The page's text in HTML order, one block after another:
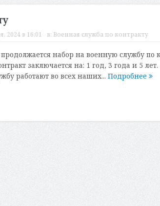
2024 в 16:01 в: Военная служба по контракту
набор на военную службу по
заключается на: 1 год, 3 года и 5
работают во всех наших... Подробнее